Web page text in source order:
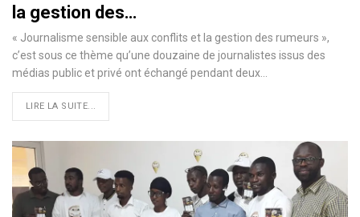
la gestion des…
« Journalisme sensible aux conflits et la gestion des rumeurs »,
c’est sous ce thème qu’une douzaine de journalistes issus des
médias public et privé ont échangé pendant deux
LIRE LA SUITE...